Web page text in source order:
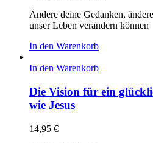
Ändere deine Gedanken,
unser Leben verändern können
In den Warenkorb
In den Warenkorb
Die Vision für ein
wie Jesus
14,95 €